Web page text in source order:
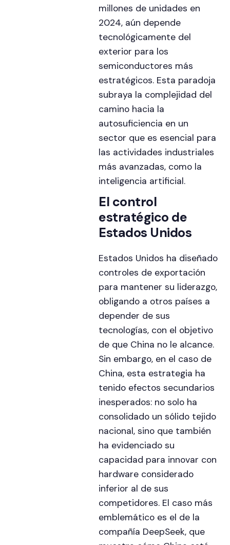
millones de unidades en
2024, aún depende
tecnológicamente del
exterior para los
semiconductores más
estratégicos. Esta paradoja
subraya la complejidad del
camino hacia la
autosuficiencia en un
sector que es esencial para
las actividades industriales
más avanzadas, como la
inteligencia artificial.
El control
estratégico de
Estados Unidos
Estados Unidos ha diseñado
controles de exportación
para mantener su liderazgo,
obligando a otros países a
depender de sus
tecnologías, con el objetivo
de que China no le alcance.
Sin embargo, en el caso de
China, esta estrategia ha
tenido efectos secundarios
inesperados: no solo ha
consolidado un sólido tejido
nacional, sino que también
ha evidenciado su
capacidad para innovar con
hardware considerado
inferior al de sus
competidores. El caso más
emblemático es el de la
compañía DeepSeek, que